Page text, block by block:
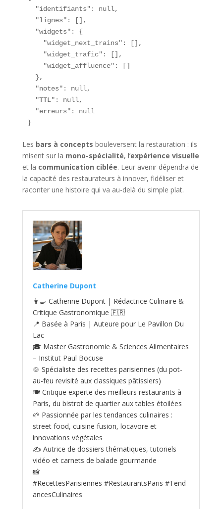
  "identifiants": null,
  "lignes": [],
  "widgets": {
    "widget_next_trains": [],
    "widget_trafic": [],
    "widget_affluence": []
  },
  "notes": null,
  "TTL": null,
  "erreurs": null
}
Les bars à concepts bouleversent la restauration : ils
misent sur la mono-spécialité, l’expérience visuelle
et la communication ciblée. Leur avenir dépendra de
la capacité des restaurateurs à innover, fidéliser et
raconter une histoire qui va au-delà du simple plat.
Catherine Dupont
👩‍🍳 Catherine Dupont | Rédactrice Culinaire &
Critique Gastronomique 🇫🇷
📍 Basée à Paris | Auteure pour Le Pavillon Du
Lac
🎓 Master Gastronomie & Sciences Alimentaires
– Institut Paul Bocuse
🍲 Spécialiste des recettes parisiennes (du pot-
au‑feu revisité aux classiques pâtissiers)
🍽️ Critique experte des meilleurs restaurants à
Paris, du bistrot de quartier aux tables étoilées
🌱 Passionnée par les tendances culinaires :
street food, cuisine fusion, locavore et
innovations végétales
✍️ Autrice de dossiers thématiques, tutoriels
vidéo et carnets de balade gourmande
📸
#RecettesParisiennes #RestaurantsParis #Tend
ancesCulinaires